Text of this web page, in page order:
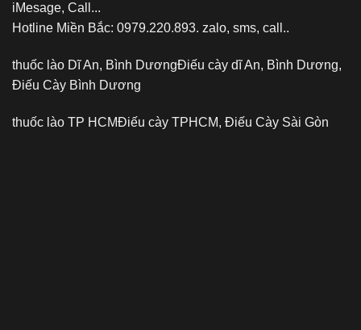
iMesage, Call...
Hotline Miền Bắc: 0979.220.893. zalo, sms, call..
thuốc lào Dĩ An, Bình DươngĐiếu cày dĩ An, Bình Dương,
Điếu Cày Bình Dương
thuốc lào TP HCMĐiếu cày TPHCM, Điếu Cày Sài Gòn